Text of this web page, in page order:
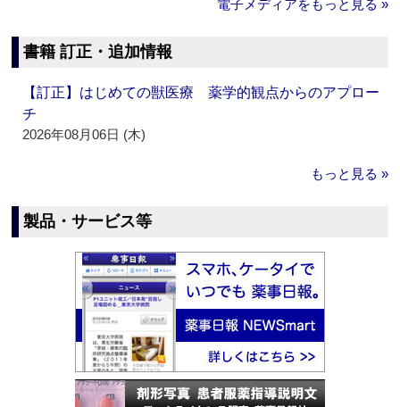
電子メディアをもっと見る »
書籍 訂正・追加情報
【訂正】はじめての獣医療 薬学的観点からのアプロー
チ
2026年08月06日 (木)
もっと見る »
製品・サービス等